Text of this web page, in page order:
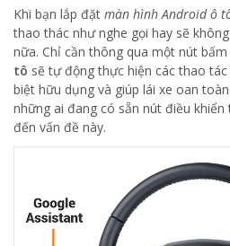
Khi bạn lắp đặt màn hình Android ô
thao thác như nghe gọi hay sẽ
nữa. Chỉ cần thông qua một nút
tô sẽ tự động thực hiện các thao
biệt hữu dụng và giúp lái xe oan
những ai đang có sẵn nút điều
đến vấn đề này.